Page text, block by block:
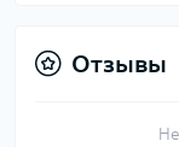
Отзывы